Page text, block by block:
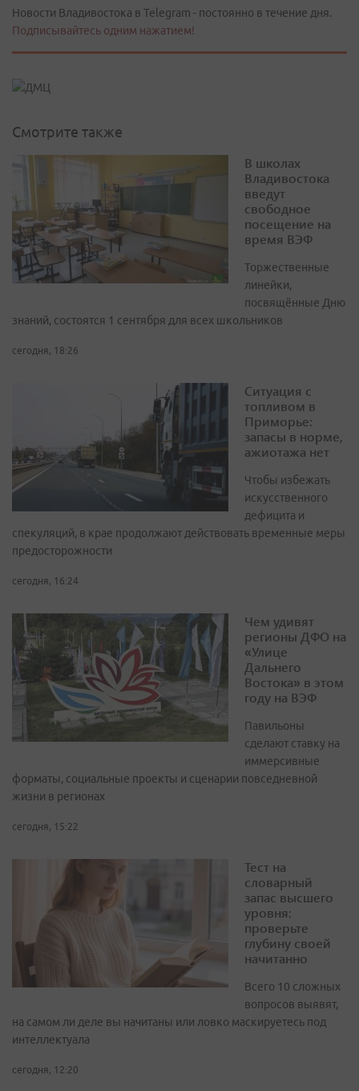
Новости Владивостока в Telegram - постоянно в течение дня.
Подписывайтесь одним нажатием!
Смотрите также
В школах
Владивостока
введут
свободное
посещение на
время ВЭФ
Торжественные
линейки,
посвящённые Дню
знаний, состоятся 1 сентября для всех школьников
сегодня, 18:26
Ситуация с
топливом в
Приморье:
запасы в норме,
ажиотажа нет
Чтобы избежать
искусственного
дефицита и
спекуляций, в крае продолжают действовать временные меры
предосторожности
сегодня, 16:24
Чем удивят
регионы ДФО на
«Улице
Дальнего
Востока» в этом
году на ВЭФ
Павильоны
сделают ставку на
иммерсивные
форматы, социальные проекты и сценарии повседневной
жизни в регионах
сегодня, 15:22
Тест на
словарный
запас высшего
уровня:
проверьте
глубину своей
начитанно
Всего 10 сложных
вопросов выявят,
на самом ли деле вы начитаны или ловко маскируетесь под
интеллектуала
сегодня, 12:20